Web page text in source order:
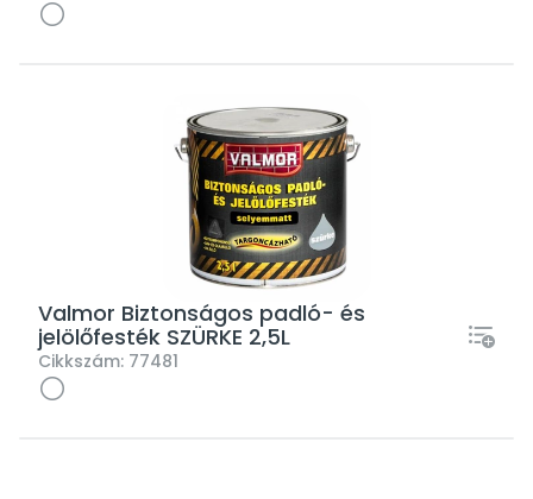
Valmor Biztonságos padló- és
jelölőfesték SZÜRKE 2,5L
Cikkszám: 77481